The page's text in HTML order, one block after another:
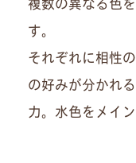
複数の異なる色
す。
それぞれに相性
の好みが分かれ
力。水色をメイ